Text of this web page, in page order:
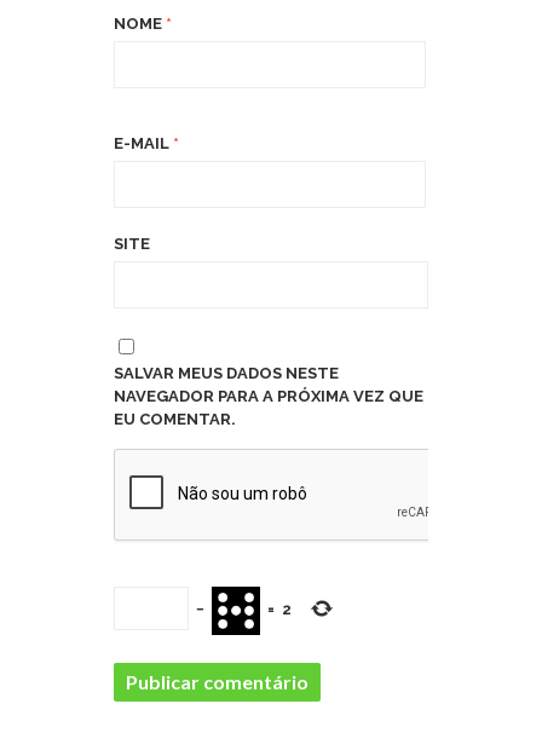
NOME *
E-MAIL *
SITE
SALVAR MEUS DADOS NESTE
NAVEGADOR PARA A PRÓXIMA VEZ QUE
EU COMENTAR.
− = 2